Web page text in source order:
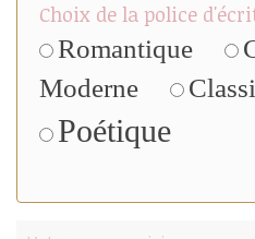
Choix de la police
Romantique
Moderne
Poétique